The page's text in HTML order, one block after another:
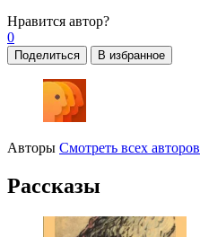
Нравится автор?
0
Поделиться В избранное
Авторы Смотреть всех авторов
Рассказы